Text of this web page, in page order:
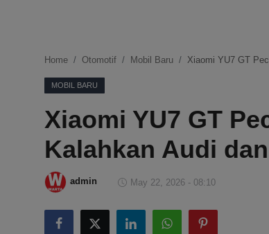
Ekonomi
Internasional
Teknologi
Hiburan
Kesehatan
Home Otomotif Mobil Baru Xiaomi YU7 GT
MOBIL BARU
Xiaomi YU7 GT
Kalahkan Audi
admin May 22, 2026 - 08:10